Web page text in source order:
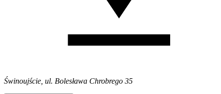
Świnoujście, ul. Bolesława Chrobrego 35